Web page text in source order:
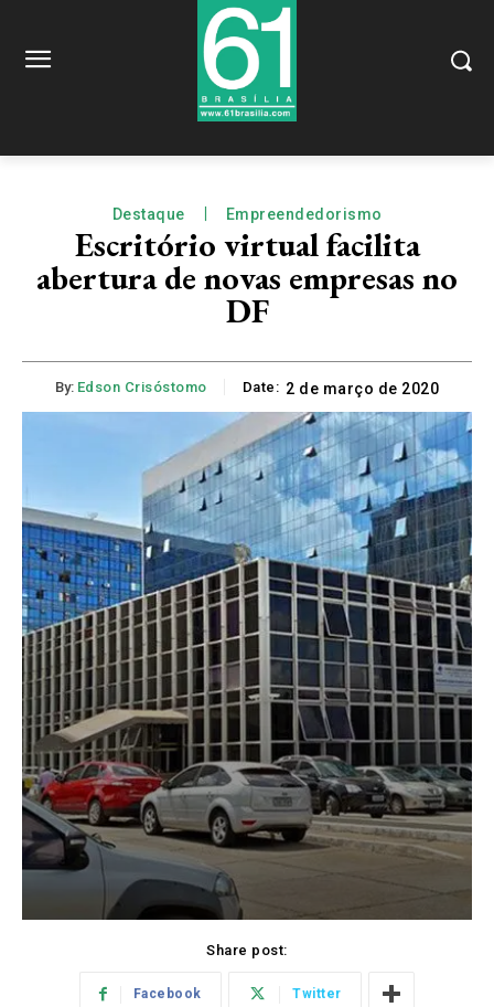
Destaque Empreendedorismo
Escritório virtual facilita
abertura de novas empresas no
DF
By: Edson Crisóstomo Date: 2 de março de 2020
Share post:
Facebook Twitter